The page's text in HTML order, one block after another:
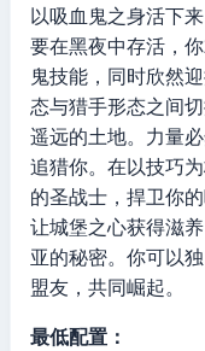
以吸血鬼之身活下来
要在黑夜中存活，
鬼技能，同时欣然
态与猎手形态之间
遥远的土地。力量
追猎你。在以技巧
的圣战士，捍卫你的
让城堡之心获得滋
亚的秘密。你可以
盟友，共同崛起。
最低配置：